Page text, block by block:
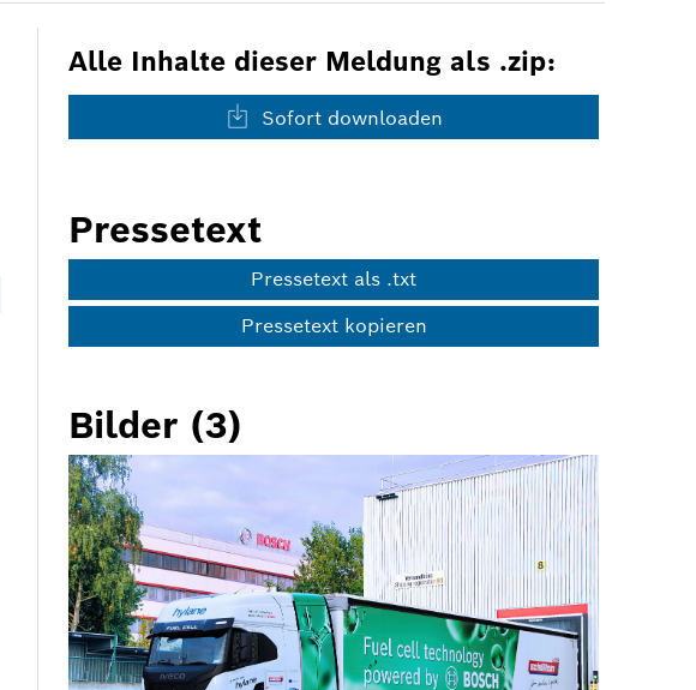
Alle Inhalte dieser Meldung als .zip:
Sofort downloaden
Pressetext
Pressetext als .txt
Pressetext kopieren
Bilder (3)